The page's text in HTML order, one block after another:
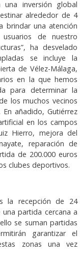
una inversión global
alrededor de 4
brindar una atención
de nuestro
ha desvelado
se incluye la
de Vélez-Málaga,
en la que hemos
para determinar la
los muchos vecinos
añadido, Gutiérrez
en los campos
Hierro, mejora del
reparación de
de 200.000 euros
clubes deportivos.
la recepción de 24
una partida cercana a
se suman partidas
garantizar el
zonas una vez